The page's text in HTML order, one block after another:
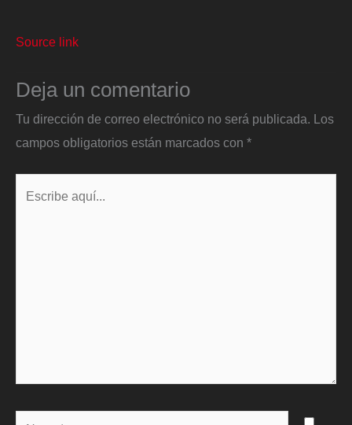
Source link
Deja un comentario
Tu dirección de correo electrónico no será publicada.
Los
campos obligatorios están marcados con *
Name*